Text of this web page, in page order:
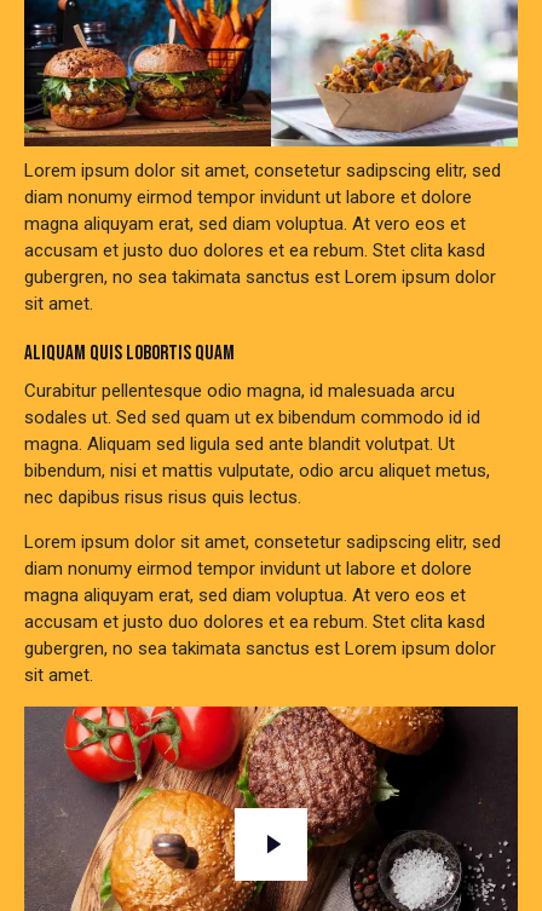
Lorem ipsum dolor sit amet, consetetur sadipscing elitr, sed
diam nonumy eirmod tempor invidunt ut labore et dolore
magna aliquyam erat, sed diam voluptua. At vero eos et
accusam et justo duo dolores et ea rebum. Stet clita kasd
gubergren, no sea takimata sanctus est Lorem ipsum dolor
sit amet.
ALIQUAM QUIS LOBORTIS QUAM
Curabitur pellentesque odio magna, id malesuada arcu
sodales ut. Sed sed quam ut ex bibendum commodo id id
magna. Aliquam sed ligula sed ante blandit volutpat. Ut
bibendum, nisi et mattis vulputate, odio arcu aliquet metus,
nec dapibus risus risus quis lectus.
Lorem ipsum dolor sit amet, consetetur sadipscing elitr, sed
diam nonumy eirmod tempor invidunt ut labore et dolore
magna aliquyam erat, sed diam voluptua. At vero eos et
accusam et justo duo dolores et ea rebum. Stet clita kasd
gubergren, no sea takimata sanctus est Lorem ipsum dolor
sit amet.